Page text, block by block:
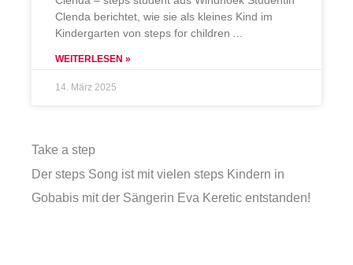
Clenda berichtet, wie sie als kleines Kind im
Kindergarten von steps for children
WEITERLESEN »
14. März 2025
Take a step
Der steps Song ist mit vielen steps Kindern in
Gobabis mit der Sängerin Eva Keretic entstanden!